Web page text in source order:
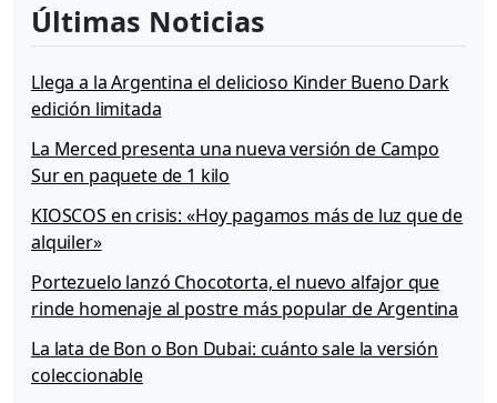
Últimas Noticias
Llega a la Argentina el delicioso Kinder Bueno Dark
edición limitada
La Merced presenta una nueva versión de Campo
Sur en paquete de 1 kilo
KIOSCOS en crisis: «Hoy pagamos más de luz que de
alquiler»
Portezuelo lanzó Chocotorta, el nuevo alfajor que
rinde homenaje al postre más popular de Argentina
La lata de Bon o Bon Dubai: cuánto sale la versión
coleccionable